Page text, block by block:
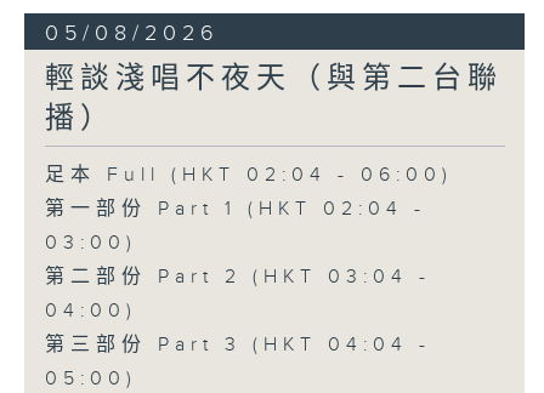
05/08/2026
輕談淺唱不夜天（與第二台聯
播）
足本 Full (HKT 02:04 - 06:00)
第一部份 Part 1 (HKT 02:04 -
03:00)
第二部份 Part 2 (HKT 03:04 -
04:00)
第三部份 Part 3 (HKT 04:04 -
05:00)